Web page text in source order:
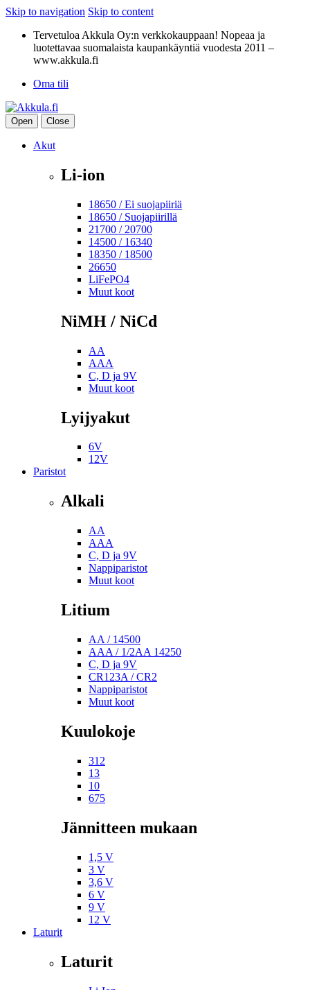
Skip to navigation Skip to content
Tervetuloa Akkula Oy:n verkkokauppaan! Nopeaa ja
luotettavaa suomalaista kaupankäyntiä vuodesta 2011 –
www.akkula.fi
Oma tili
Open Close
Akut
Li-ion
18650 / Ei suojapiiriä
18650 / Suojapiirillä
21700 / 20700
14500 / 16340
18350 / 18500
26650
LiFePO4
Muut koot
NiMH / NiCd
AA
AAA
C, D ja 9V
Muut koot
Lyijyakut
6V
12V
Paristot
Alkali
AA
AAA
C, D ja 9V
Nappiparistot
Muut koot
Litium
AA / 14500
AAA / 1/2AA 14250
C, D ja 9V
CR123A / CR2
Nappiparistot
Muut koot
Kuulokoje
312
13
10
675
Jännitteen mukaan
1,5 V
3 V
3,6 V
6 V
9 V
12 V
Laturit
Laturit